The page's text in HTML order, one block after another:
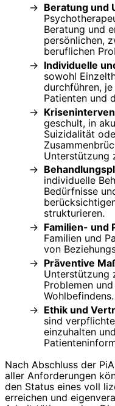
Beratung und
Beratung und
persönlichen,
beruflichen
Individuelle
sowohl
durchführen,
Patienten und
geschult, in
Suizidalität
Unterstützung
individuelle
Bedürfnisse
strukturieren.
Familien- und
Familien und
von
Präventive
Unterstützung
Problemen
Wohlbefindens.
Ethik und
sind
einzuhalten
Nach Abschluss der
aller Anforderungen
den Status eines voll
erreichen und